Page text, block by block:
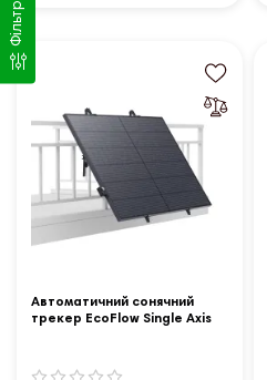
Фільтр
Автоматичний сонячний
трекер EcoFlow Single Axis